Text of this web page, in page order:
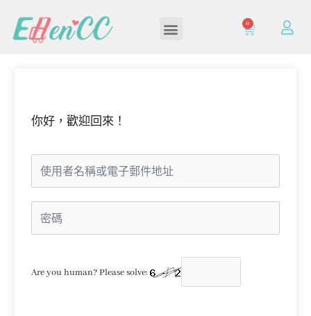
0
你好，歡迎回來！
Are you human? Please solve: